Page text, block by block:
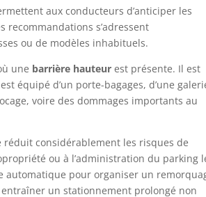
aux conducteurs d’anticiper les
recommandations s’adressent
ou de modèles inhabituels.
une barrière hauteur est présente. Il est
équipé d’un porte-bagages, d’une
voire des dommages importants au
réduit considérablement les risques de
ou à l’administration du parking
automatique pour organiser un
un stationnement prolongé non